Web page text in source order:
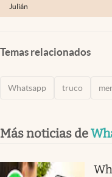
Julián
Temas relacionados
Whatsapp truco
Más noticias de